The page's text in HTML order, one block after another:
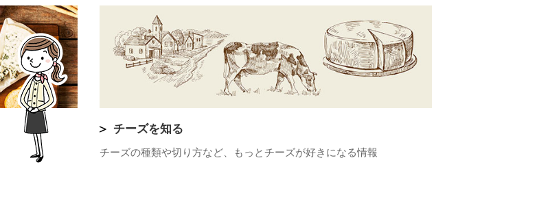
チーズを知る
チーズの種類や切り方など、もっとチーズが好きになる情報